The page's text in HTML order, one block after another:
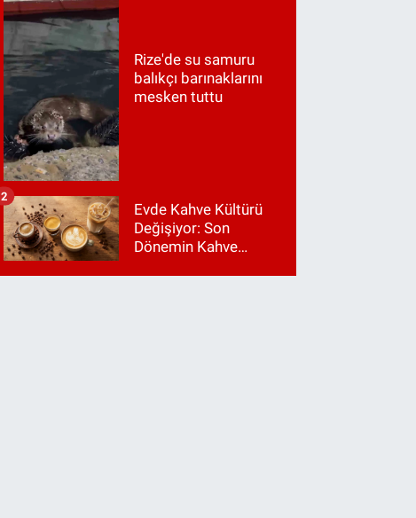
Rize'de su samuru
balıkçı barınaklarını
mesken tuttu
Evde Kahve Kültürü
Değişiyor: Son
Dönemin Kahve
2